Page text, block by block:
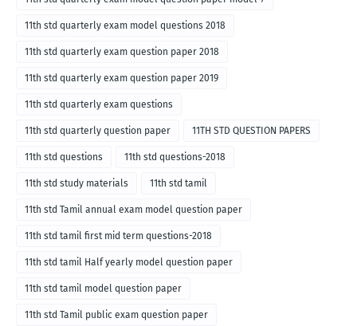
11th std quarterly exam model questions 2018
11th std quarterly exam question paper 2018
11th std quarterly exam question paper 2019
11th std quarterly exam questions
11th std quarterly question paper 11TH STD QUESTION PAPERS
11th std questions 11th std questions-2018
11th std study materials 11th std tamil
11th std Tamil annual exam model question paper
11th std tamil first mid term questions-2018
11th std tamil Half yearly model question paper
11th std tamil model question paper
11th std Tamil public exam question paper